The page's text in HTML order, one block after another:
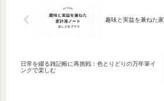
趣味と実益を兼ねた
日常を綴る雑記帳に再挑戦：色とりどりの万年筆イ
ンクで楽しむ